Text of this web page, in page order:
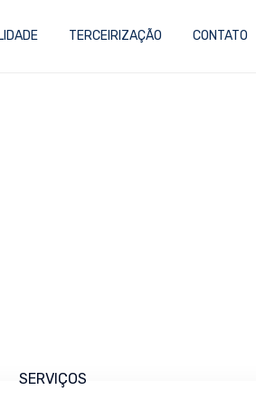
TERCEIRIZAÇÃO CONTATO
SERVIÇOS